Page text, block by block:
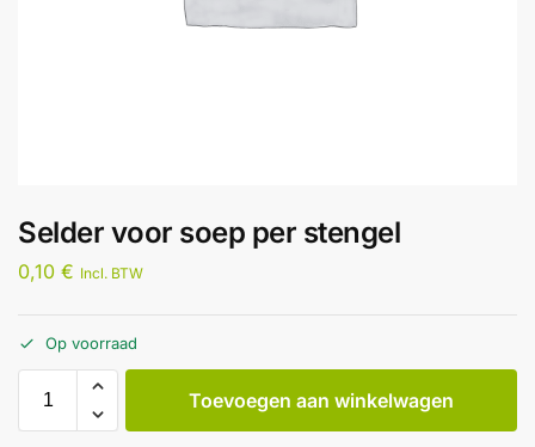
Selder voor soep per stengel
0,10 € Incl. BTW
Op voorraad
Toevoegen aan winkelwagen